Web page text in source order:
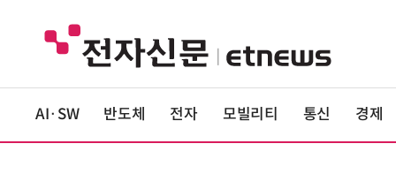
AI·SW 반도체 전자 모빌리티 통신 경제